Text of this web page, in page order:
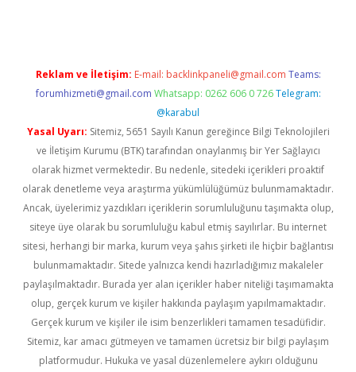
Reklam ve İletişim: E-mail: backlinkpaneli@gmail.com Teams:
forumhizmeti@gmail.com Whatsapp: 0262 606 0 726 Telegram:
@karabul
Yasal Uyarı: Sitemiz, 5651 Sayılı Kanun gereğince Bilgi Teknolojileri
ve İletişim Kurumu (BTK) tarafından onaylanmış bir Yer Sağlayıcı
olarak hizmet vermektedir. Bu nedenle, sitedeki içerikleri proaktif
olarak denetleme veya araştırma yükümlülüğümüz bulunmamaktadır.
Ancak, üyelerimiz yazdıkları içeriklerin sorumluluğunu taşımakta olup,
siteye üye olarak bu sorumluluğu kabul etmiş sayılırlar. Bu internet
sitesi, herhangi bir marka, kurum veya şahıs şirketi ile hiçbir bağlantısı
bulunmamaktadır. Sitede yalnızca kendi hazırladığımız makaleler
paylaşılmaktadır. Burada yer alan içerikler haber niteliği taşımamakta
olup, gerçek kurum ve kişiler hakkında paylaşım yapılmamaktadır.
Gerçek kurum ve kişiler ile isim benzerlikleri tamamen tesadüfidir.
Sitemiz, kar amacı gütmeyen ve tamamen ücretsiz bir bilgi paylaşım
platformudur. Hukuka ve yasal düzenlemelere aykırı olduğunu